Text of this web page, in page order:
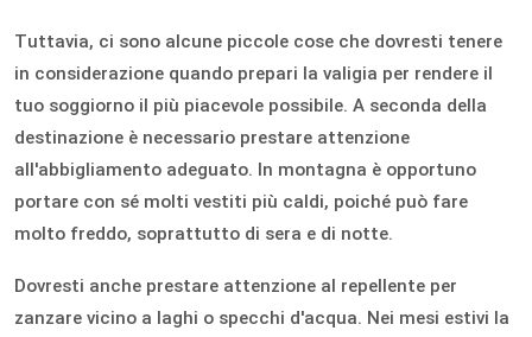
Tuttavia, ci sono alcune piccole cose che dovresti tenere
in considerazione quando prepari la valigia per rendere il
tuo soggiorno il più piacevole possibile. A seconda della
destinazione è necessario prestare attenzione
all'abbigliamento adeguato. In montagna è opportuno
portare con sé molti vestiti più caldi, poiché può fare
molto freddo, soprattutto di sera e di notte.
Dovresti anche prestare attenzione al repellente per
zanzare vicino a laghi o specchi d'acqua. Nei mesi estivi la